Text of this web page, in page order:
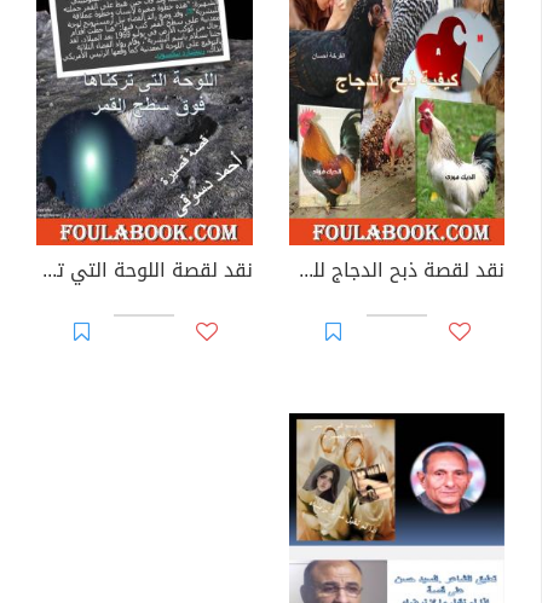
نقد لقصة ذبح الدجاج للقاص أحمد دسوقي - السيد حسن نقد لقصة اللوحة التي تركناها فوق سطح القمر - السيد حسن